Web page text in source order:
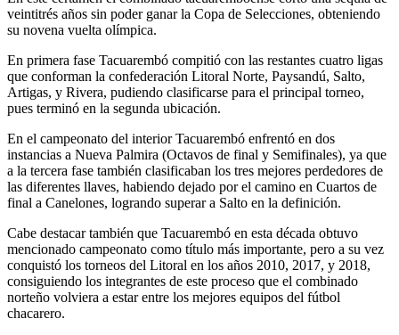
veintitrés años sin poder ganar la Copa de Selecciones, obteniendo
su novena vuelta olímpica.
En primera fase Tacuarembó compitió con las restantes cuatro ligas
que conforman la confederación Litoral Norte, Paysandú, Salto,
Artigas, y Rivera, pudiendo clasificarse para el principal torneo,
pues terminó en la segunda ubicación.
En el campeonato del interior Tacuarembó enfrentó en dos
instancias a Nueva Palmira (Octavos de final y Semifinales), ya que
a la tercera fase también clasificaban los tres mejores perdedores de
las diferentes llaves, habiendo dejado por el camino en Cuartos de
final a Canelones, logrando superar a Salto en la definición.
Cabe destacar también que Tacuarembó en esta década obtuvo
mencionado campeonato como título más importante, pero a su vez
conquistó los torneos del Litoral en los años 2010, 2017, y 2018,
consiguiendo los integrantes de este proceso que el combinado
norteño volviera a estar entre los mejores equipos del fútbol
chacarero.